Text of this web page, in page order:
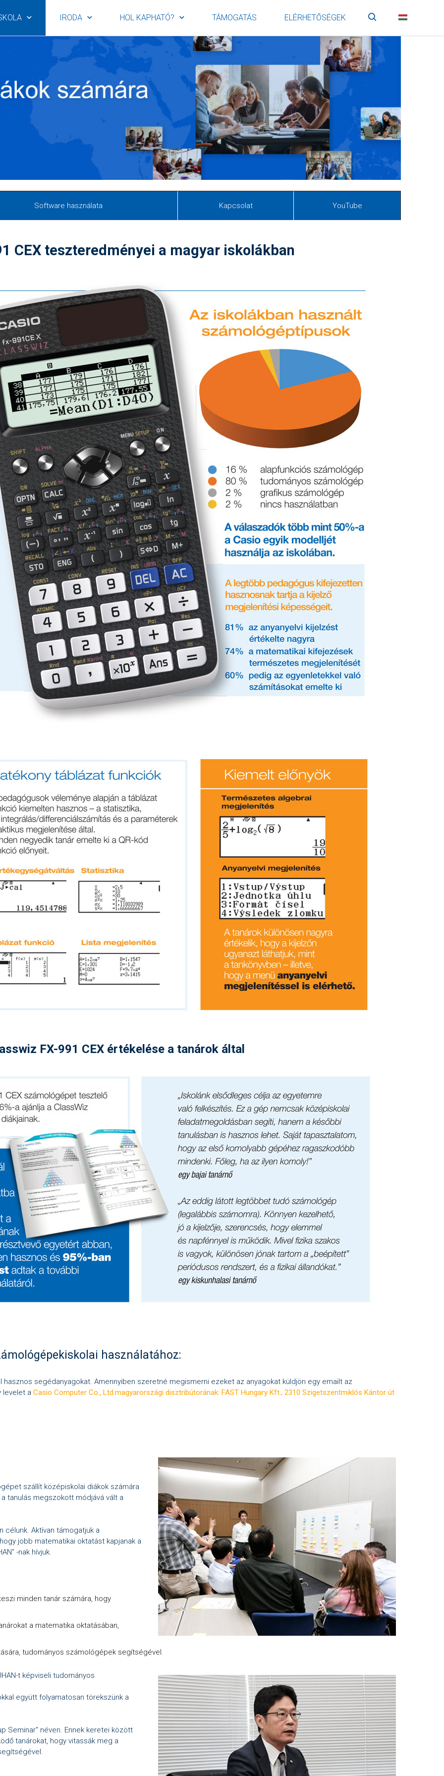
IRODA HOL KAPHATÓ? TÁMOGATÁS ELÉRHETŐSÉGEK Keresés
Software használata Kapcsolat YouTube
CEX teszteredményei a magyar iskolákban
FX-991 CEX értékelése a tanárok által
használatához:
segédanyagokat. Amennyiben szeretné megismerni ezeket az anyagokat küldjön egy emailt az
levelet a Casio Computer Co., Ltd.magyarországi disztribútorának: FAST Hungary Kft., 2310 Szigetszentmiklós Kántor út
szállít középiskolai diákok számára
tanulás megszokott módjává vált a
célunk. Aktívan támogatjuk a
jobb matematikai oktatást kapjanak a
-nak hívjuk.
minden tanár számára, hogy
a matematika oktatásában,
tudományos számológépek segítségével.
t képviseli tudományos
együtt folyamatosan törekszünk a
Seminar" néven. Ennek keretei között
tanárokat, hogy vitassák meg a